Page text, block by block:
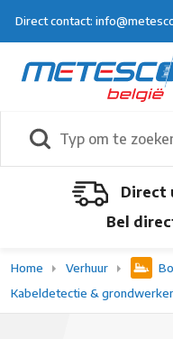
Direct contact:
Direct
Bel
Home Verhuur
Kabeldetectie &